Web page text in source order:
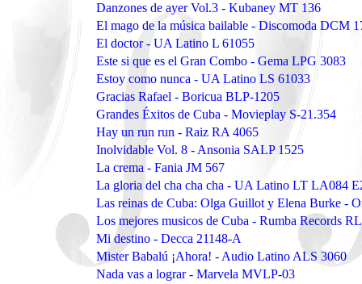
Danzones de ayer Vol.3 - Kubaney MT 136
El mago de la música bailable - Discomoda DCM
El doctor - UA Latino L 61055
Este si que es el Gran Combo - Gema LPG 3083
Estoy como nunca - UA Latino LS 61033
Gracias Rafael - Boricua BLP-1205
Grandes Éxitos de Cuba - Movieplay S-21.354
Hay un run run - Raiz RA 4065
Inolvidable Vol. 8 - Ansonia SALP 1525
La crema - Fania JM 567
La gloria del cha cha cha - UA Latino LT LA084
Las reinas de Cuba: Olga Guillot y Elena Burke -
Los mejores musicos de Cuba - Rumba Records
Mi destino - Decca 21148-A
Mister Babalú ¡Ahora! - Audio Latino ALS 3060
Nada vas a lograr - Marvela MVLP-03